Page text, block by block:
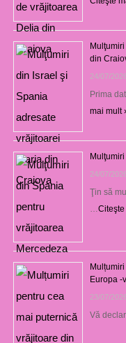
din
24/07/
Prima
mai mult
24/07/
Ţin să
Europa -
23/07/
Vă